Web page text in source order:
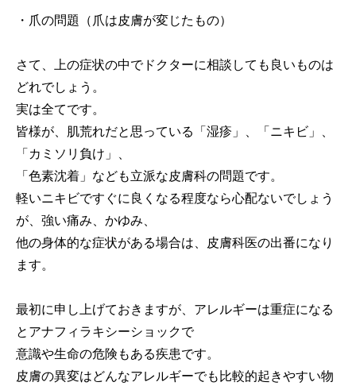
・爪の問題（爪は皮膚が変じたもの）
さて、上の症状の中でドクターに相談しても良いものは
どれでしょう。
実は全てです。
皆様が、肌荒れだと思っている「湿疹」、「ニキビ」、
「カミソリ負け」、
「色素沈着」なども立派な皮膚科の問題です。
軽いニキビですぐに良くなる程度なら心配ないでしょう
が、強い痛み、かゆみ、
他の身体的な症状がある場合は、皮膚科医の出番になり
ます。
最初に申し上げておきますが、アレルギーは重症になる
とアナフィラキシーショックで
意識や生命の危険もある疾患です。
皮膚の異変はどんなアレルギーでも比較的起きやすい物